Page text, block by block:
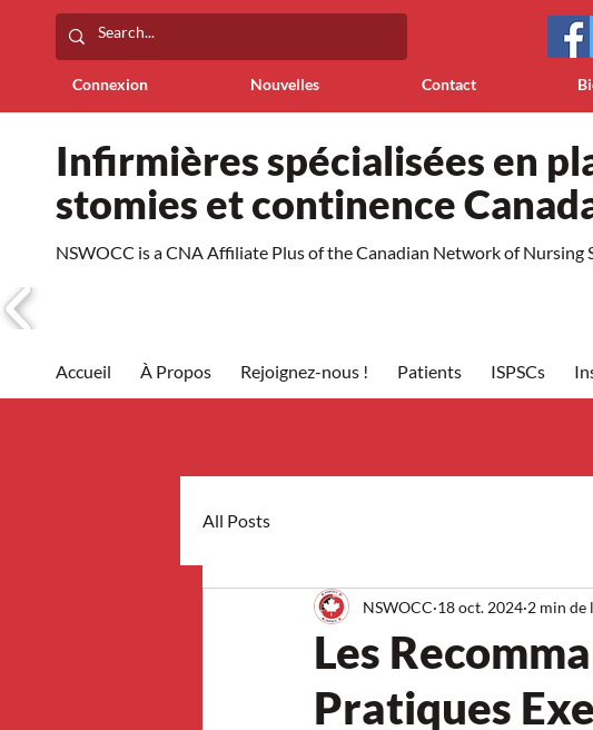
Connexion Nouvelles Contact
Infirmières spécialisées en
stomies et continence
NSWOCC is a CNA Affiliate Plus of the Canadian Network of Nursing
Accueil À Propos Rejoignez-nous ! Patients ISPSCs
All Posts
Les
Pratiques
NSWOCC 18 oct. 2024 2 min de